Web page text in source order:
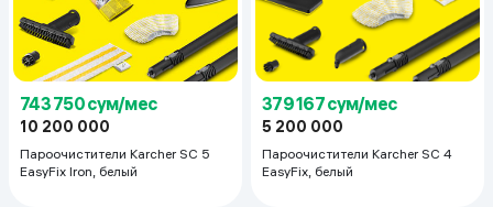
743 750 сум/мес
10 200 000
Пароочистители Karcher SC 5
EasyFix Iron, белый
379 167 сум/мес
5 200 000
Пароочистители Karcher SC 4
EasyFix, белый